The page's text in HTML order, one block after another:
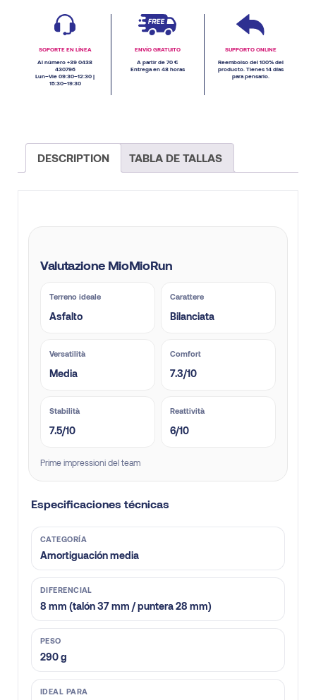
SOPORTE EN LÍNEA
Al número +39 0438
430796
Lun–Vie 09:30–12:30 |
15:30–19:30
ENVÍO GRATUITO
A partir de 70 €
Entrega en 48 horas
SUPPORTO ONLINE
Reembolso del 100% del
producto. Tienes 14 días
para pensarlo.
DESCRIPTION TABLA DE TALLAS
Valutazione MioMioRun
Terreno ideale
Asfalto
Carattere
Bilanciata
Versatilità
Media
Comfort
7.3/10
Stabilità
7.5/10
Reattività
6/10
Prime impressioni del team
Especificaciones técnicas
CATEGORÍA
Amortiguación media
DIFERENCIAL
8 mm (talón 37 mm / puntera 28 mm)
PESO
290 g
IDEAL PARA